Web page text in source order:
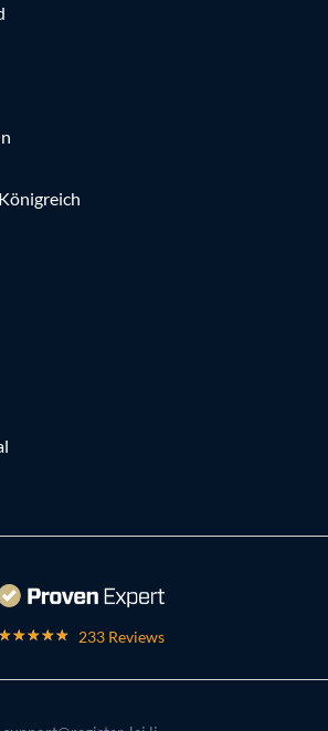
233 Reviews